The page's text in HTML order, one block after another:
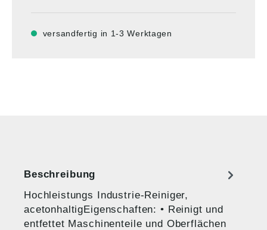
versandfertig in 1-3 Werktagen
Beschreibung
Hochleistungs Industrie-Reiniger,
acetonhaltigEigenschaften: • Reinigt und
entfettet Maschinenteile und Oberflächen